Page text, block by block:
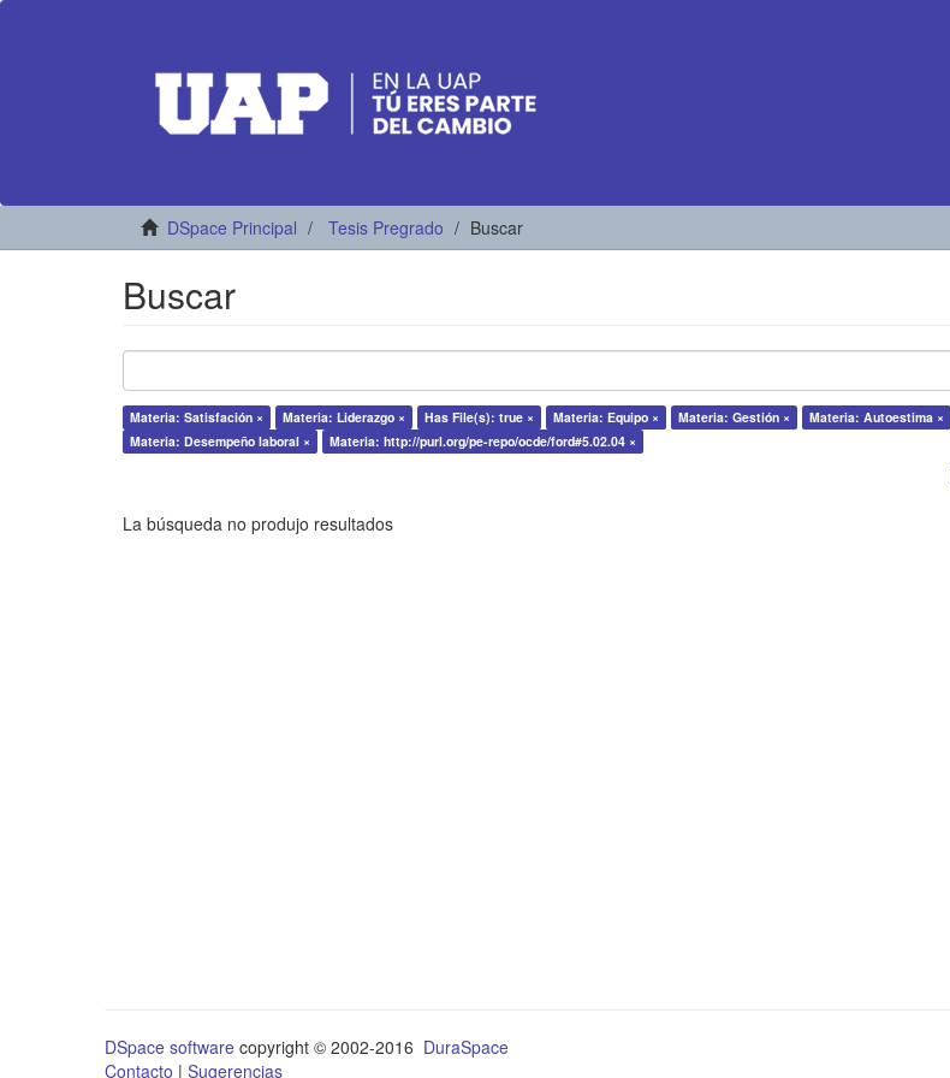
DSpace Principal Tesis Pregrado Buscar
Buscar
Materia: Satisfación × Materia: Liderazgo × Has File(s): true × Materia: Equipo × Materia: Gestión × Materia: Autoestima ×
Materia: Desempeño laboral ×
Materia: http://purl.org/pe-repo/ocde/ford#5.02.04 ×
La búsqueda no produjo resultados
DSpace software copyright © 2002-2016 DuraSpace
Contacto | Sugerencias